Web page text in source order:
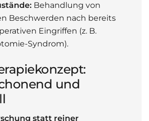
Behandlung von
Beschwerden nach bereits
Eingriffen (z. B.
Syndrom).
und
statt reiner